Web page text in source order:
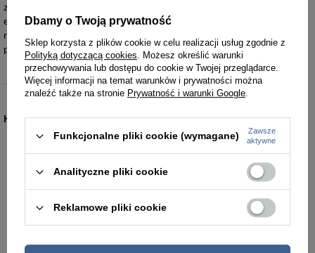
zawartości oraz niska waga własna. Solidna budowa skorupy chroni
ekwipunek przed naciskiem zewnętrznym, co czyni te produkty
niezastąpionym elementem wyposażenia każdej wymagającej
podróżniczki.
KATEGORIE
Torebki damskie Torby damskie
Torby męskie Teczki męskie
Plecaki Portfele
Dbamy o Twoją prywatność
Sklep korzysta z plików cookie w celu realizacji usług zgodnie z
Polityką dotyczącą cookies. Możesz określić warunki
przechowywania lub dostępu do cookie w Twojej przeglądarce.
Więcej informacji na temat warunków i prywatności można
znaleźć także na stronie Prywatność i warunki Google.
Funkcjonalne pliki cookie (wymagane)
Zawsze
aktywne
Analityczne pliki cookie
Reklamowe pliki cookie